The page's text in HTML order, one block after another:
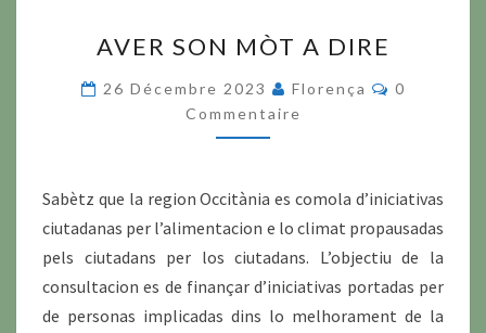
SON
MÒT
A
DIRE
AVER SON MÒT A DIRE
26 Décembre 2023 Florença
0
Commentaire
Sabètz que la region Occitània es comola d’iniciativas
ciutadanas per l’alimentacion e lo climat propausadas
pels ciutadans per los ciutadans. L’objectiu de la
consultacion es de finançar d’iniciativas portadas per
de personas implicadas dins lo melhorament de la